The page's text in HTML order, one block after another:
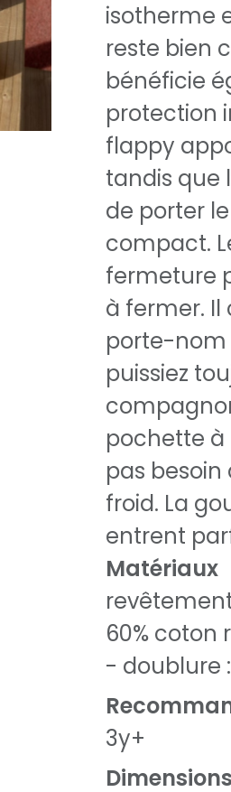
isotherme
reste bien
bénéficie
protection
flappy
tandis que
de porter
compact.
fermeture
à fermer.
porte-nom
puissiez
pochette à
pas
froid. La
entrent
Matériaux
60% coton
- doublure :
3y+